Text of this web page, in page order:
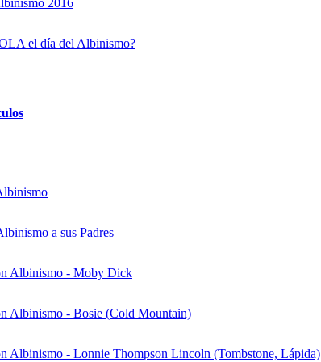
2016
el día del Albinismo?
a sus Padres
Albinismo - Moby Dick
Albinismo - Bosie (Cold Mountain)
Albinismo - Lonnie Thompson Lincoln (Tombstone, Lápida)